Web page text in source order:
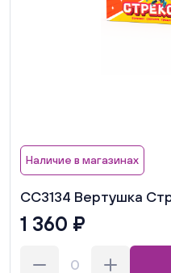
Наличие в магазинах
СС3134 Вертушка
1 360 ₽